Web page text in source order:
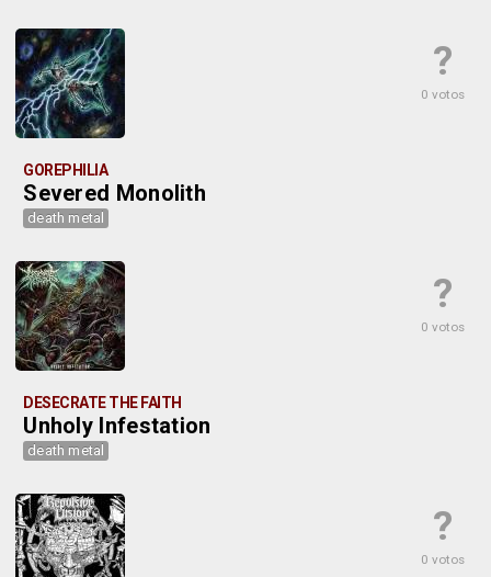
?
0 votos
GOREPHILIA
Severed Monolith
death metal
?
0 votos
DESECRATE THE FAITH
Unholy Infestation
death metal
?
0 votos